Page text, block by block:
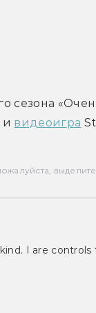
сезона
и видеоигра
I are